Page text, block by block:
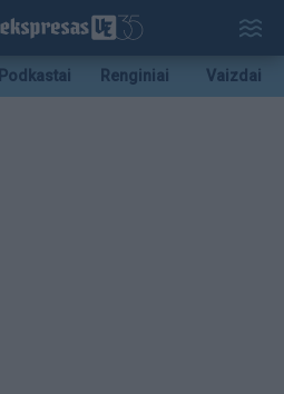
Podkastai Renginiai Vaizdai